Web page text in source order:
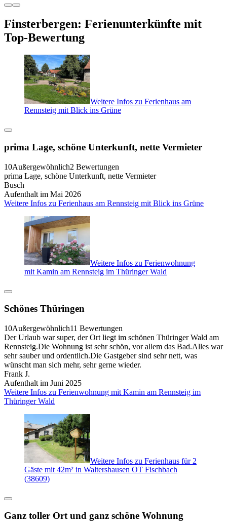
Finsterbergen: Ferienunterkünfte mit
Top-Bewertung
Weitere Infos zu Ferienhaus am
Rennsteig mit Blick ins Grüne
prima Lage, schöne Unterkunft, nette Vermieter
10Außergewöhnlich2 Bewertungen
prima Lage, schöne Unterkunft, nette Vermieter
Busch
Aufenthalt im Mai 2026
Weitere Infos zu Ferienhaus am Rennsteig mit Blick ins Grüne
Weitere Infos zu Ferienwohnung
mit Kamin am Rennsteig im Thüringer Wald
Schönes Thüringen
10Außergewöhnlich11 Bewertungen
Der Urlaub war super, der Ort liegt im schönen Thüringer Wald am
Rennsteig.Die Wohnung ist sehr schön, vor allem das Bad.Alles war
sehr sauber und ordentlich.Die Gastgeber sind sehr nett, was
wünscht man sich mehr, sehr gerne wieder.
Frank J.
Aufenthalt im Juni 2025
Weitere Infos zu Ferienwohnung mit Kamin am Rennsteig im
Thüringer Wald
Weitere Infos zu Ferienhaus für 2
Gäste mit 42m² in Waltershausen OT Fischbach
(38609)
Ganz toller Ort und ganz schöne Wohnung